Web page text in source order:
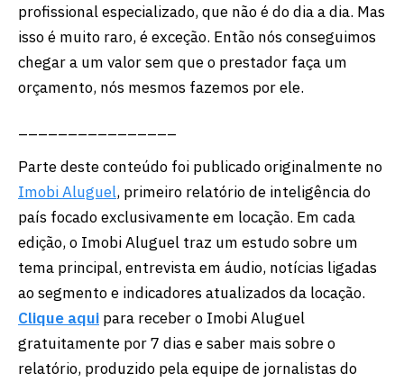
profissional especializado, que não é do dia a dia. Mas
isso é muito raro, é exceção. Então nós conseguimos
chegar a um valor sem que o prestador faça um
orçamento, nós mesmos fazemos por ele.
Parte deste conteúdo foi publicado originalmente no
Imobi Aluguel, primeiro relatório de inteligência do
país focado exclusivamente em locação. Em cada
edição, o Imobi Aluguel traz um estudo sobre um
tema principal, entrevista em áudio, notícias ligadas
ao segmento e indicadores atualizados da locação.
Clique aqui para receber o Imobi Aluguel
gratuitamente por 7 dias e saber mais sobre o
relatório, produzido pela equipe de jornalistas do